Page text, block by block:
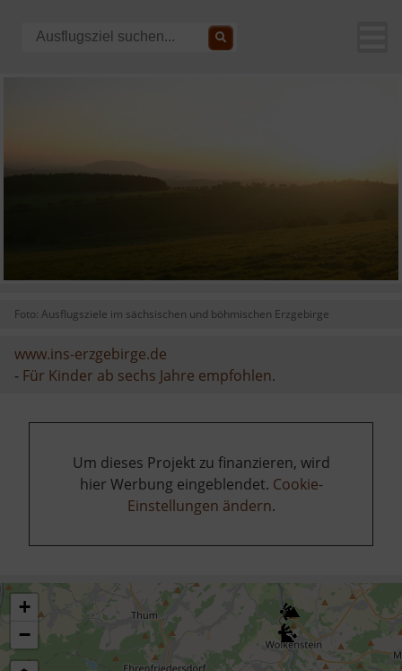
Foto: Ausflugsziele im sächsischen und böhmischen Erzgebirge
www.ins-erzgebirge.de
- Für Kinder ab sechs Jahre empfohlen.
Um dieses Projekt zu finanzieren, wird
hier Werbung eingeblendet. Cookie-
Einstellungen ändern.
+
−